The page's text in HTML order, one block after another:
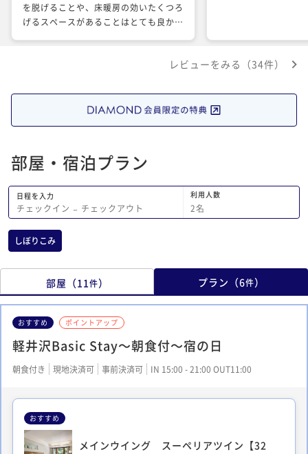
を脱げることや、床暖房の効いたくつろ
げるスペースがあることはとても良かっ
快適でした。シャワーブースの床暖房も
ました。朝カレー、味噌ドレッシングな
ど、日常と違った朝ごはんで満足です。
レビューをみる（34件）
部屋・宿泊プラン
日程を入力
チェックイン − チェックアウト
利用人数
2名
しぼりこみ
部屋 （11 件） プラン （6件）
おすすめ ポイントアップ
軽井沢Basic Stay～朝食付～宿の日
朝食付き 現地決済可 事前決済可 IN 15:00 - 21:00 OUT11:00
おすすめ
メインウイング スーペリアツイン【32